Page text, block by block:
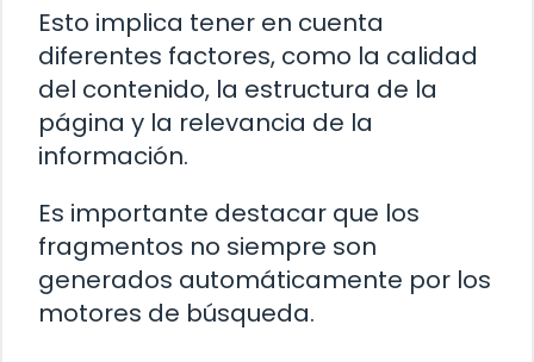
Esto implica tener en cuenta
diferentes factores, como la calidad
del contenido, la estructura de la
página y la relevancia de la
información.
Es importante destacar que los
fragmentos no siempre son
generados automáticamente por los
motores de búsqueda.